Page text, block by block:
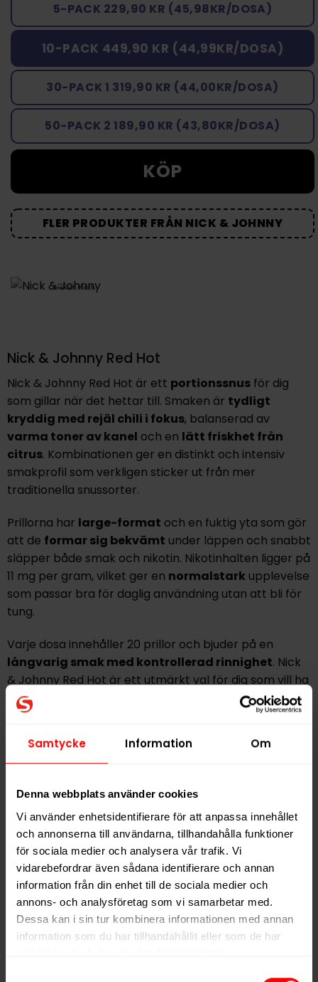
Samtycke Information Om
Denna webbplats använder cookies
Vi använder enhetsidentifierare för att anpassa innehållet
och annonserna till användarna, tillhandahålla funktioner
för sociala medier och analysera vår trafik. Vi
vidarebefordrar även sådana identifierare och annan
information från din enhet till de sociala medier och
annons- och analysföretag som vi samarbetar med.
Dessa kan i sin tur kombinera informationen med annan
information som du har tillhandahållit eller som de har
5-PACK 229,90 KR (45,98KR/DOSA)
10-PACK 449,90 KR (44,99KR/DOSA)
30-PACK 1 319,90 KR (44,00KR/DOSA)
50-PACK 2 189,90 KR (43,80KR/DOSA)
KÖP
FLER PRODUKTER FRÅN NICK & JOHNNY
Nick & Johnny Red Hot
Nick & Johnny Red Hot är ett portionssnusför dig
som gillar när det hettar till. Smaken är tydligt
kryddig med rejäl chili i fokus, balanserad av
varma toner av kanel och en lätt friskhet från
citrus. Kombinationen ger en distinkt och intensiv
smakprofil som verkligen sticker ut från mer
traditionella snussorter.
Prillorna har large-format och en fuktig yta som gör
att de formar sig bekvämt under läppen och snabbt
släpper både smak och nikotin. Nikotinhalten ligger på
11 mg per gram, vilket ger en normalstarkupplevelse
som passar bra för daglig användning utan att bli för
tung.
Varje dosa innehåller 20 prillor och bjuder på en
långvarig smak med kontrollerad rinnighet. Nick
& Johnny Red Hot är ett utmärkt val för dig som vill ha
ett portionssnus med tydlig kryddighet, karaktär och
lite extra attityd.
Hitta alla produkter från
Alla produkter med smakenTraditionell
PRODUKTINFORMATION
Smak
Traditionell
Format
Large
Styrka
Stark